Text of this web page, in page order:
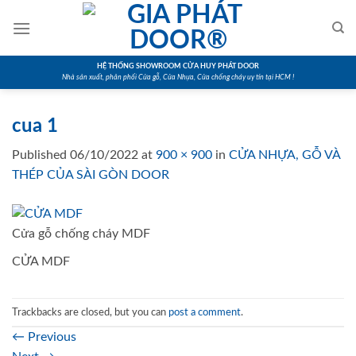
HỆ THỐNG SHOWROOM CỬA HUY PHÁT DOOR
Nhà sản xuất, phân phối Cửa gỗ, Cửa Nhựa, Cửa chống cháy uy tín tại HCM !
cua 1
Published 06/10/2022 at 900 × 900 in CỬA NHỰA, GỖ VÀ
THÉP CỦA SÀI GÒN DOOR
Cửa gỗ chống cháy MDF
CỬA MDF
Trackbacks are closed, but you can post a comment.
← Previous